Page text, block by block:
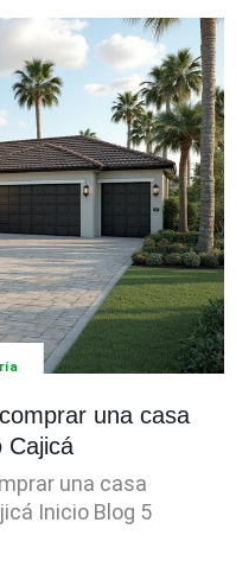
una casa
Cajicá
una casa
Inicio Blog 5